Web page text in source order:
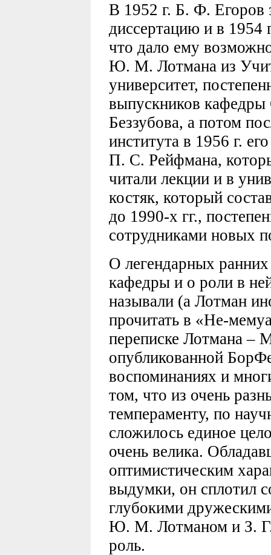
В 1952 г. Б. Ф. Егоров
диссертацию и в 1954
что дало ему
Ю. М. Лотмана из
университет,
выпускников
Беззубова, а потом
института в 1956 г.
П. С. Рейфмана,
читали лекции и в
костяк, который
до 1990-х гг.,
сотрудниками новых
О легендарных
кафедры и о роли в
называли (а Лотман
прочитать в «Не-
переписке Лотмана –
опубликованной
воспоминаниях и
том, что из очень
темпераменту, по
сложилось единое
очень велика.
оптимистическим
выдумки, он сплотил
глубокими
Ю. М. Лотманом и З.
роль.